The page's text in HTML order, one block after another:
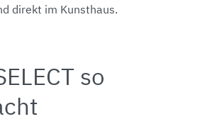
direkt im Kunsthaus.
so